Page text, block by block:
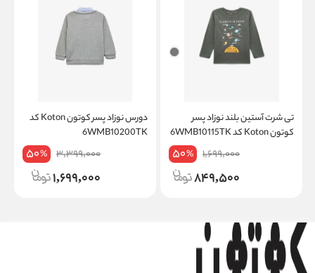
تی شرت آستین بلند نوزاد پسر
کوتون Koton کد 6WMB10115TK
1,699,000
50%
849,500
دورس نوزاد پسر کوتون Koton کد
6WMB10200TK
3,399,000
50%
1,699,000